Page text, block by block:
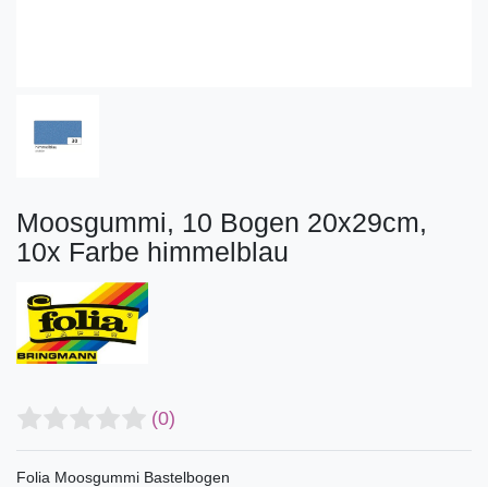
Moosgummi, 10 Bogen 20x29cm,
10x Farbe himmelblau
(0)
Folia Moosgummi Bastelbogen